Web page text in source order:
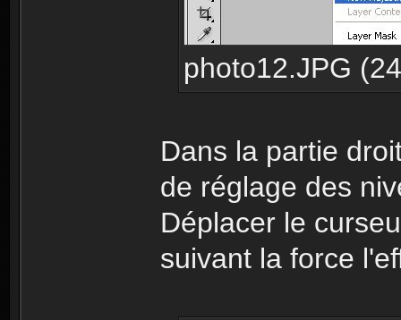
photo12.JPG
Dans la partie
de réglage des
Déplacer le
suivant la force